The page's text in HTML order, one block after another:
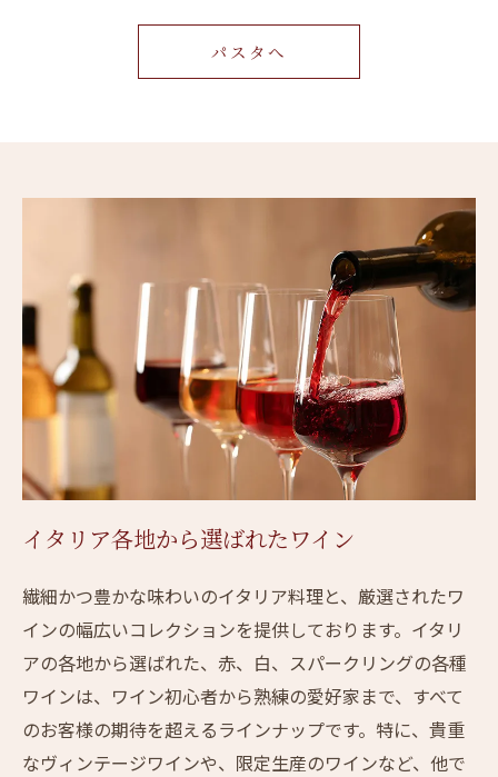
パスタへ
イタリア各地から選ばれたワイン
繊細かつ豊かな味わいのイタリア料理と、厳選されたワ
インの幅広いコレクションを提供しております。イタリ
アの各地から選ばれた、赤、白、スパークリングの各種
ワインは、ワイン初心者から熟練の愛好家まで、すべて
のお客様の期待を超えるラインナップです。特に、貴重
なヴィンテージワインや、限定生産のワインなど、他で